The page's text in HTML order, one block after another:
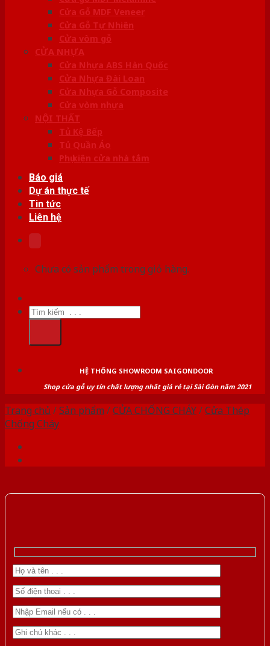
Cửa Gỗ MDF Veneer
Cửa Gỗ Tự Nhiên
Cửa vòm gỗ
CỬA NHỰA
Cửa Nhựa ABS Hàn Quốc
Cửa Nhựa Đài Loan
Cửa Nhựa Gỗ Composite
Cửa vòm nhựa
NỘI THẤT
Tủ Kệ Bếp
Tủ Quần Áo
Phụ kiện cửa nhà tắm
Báo giá
Dự án thực tế
Tin tức
Liên hệ
Chưa có sản phẩm trong giỏ hàng.
Tìm
kiếm:
HỆ THỐNG SHOWROOM SAIGONDOOR
Shop cửa gỗ uy tín chất lượng nhất giá rẻ tại Sài Gòn năm 2021
Trang chủ /Sản phẩm /CỬA CHỐNG CHÁY/Cửa Thép
Chống Cháy